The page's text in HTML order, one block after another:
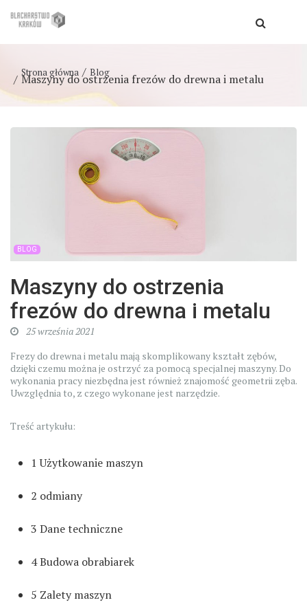
Strona główna Blog
Maszyny do ostrzenia frezów do drewna i metalu
BLOG
Maszyny do ostrzenia
frezów do drewna i metalu
25 września 2021
Frezy do drewna i metalu mają skomplikowany kształt zębów,
dzięki czemu można je ostrzyć za pomocą specjalnej maszyny. Do
wykonania pracy niezbędna jest również znajomość geometrii zęba.
Uwzględnia to, z czego wykonane jest narzędzie.
Treść artykułu:
1 Użytkowanie maszyn
2 odmiany
3 Dane techniczne
4Budowa obrabiarek
5 Zalety maszyn